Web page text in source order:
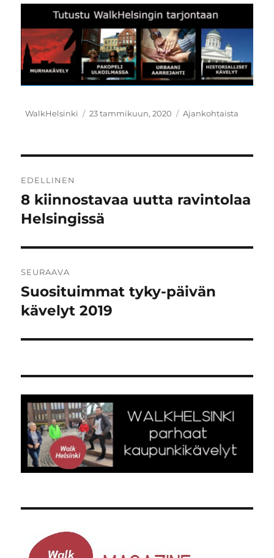
Kirjoittaja
WalkHelsinki Julkaistu
23 tammikuun, 2020 Kategoriat
Ajankohtaista
selaus
EDELLINEN
Edellinen
artikkeli:
8 kiinnostavaa uutta ravintolaa
Helsingissä
SEURAAVA
Seuraava
artikkeli:
Suosituimmat tyky-päivän
kävelyt 2019